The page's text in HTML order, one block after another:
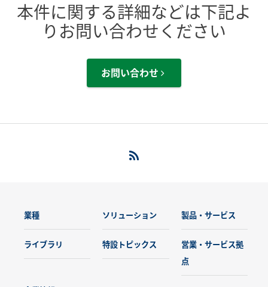
本件に関する詳細などは下記よ
りお問い合わせください
お問い合わせ
業種 ソリューション 製品・サービス
ライブラリ 特設トピックス
営業・サービス拠
点